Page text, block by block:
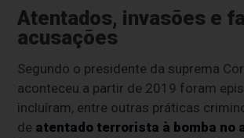
Atentados, invasões e
acusações
Segundo o presidente da suprema
aconteceu a partir de 2019 foram
incluíram, entre outras práticas
de atentado terrorista à bomba no